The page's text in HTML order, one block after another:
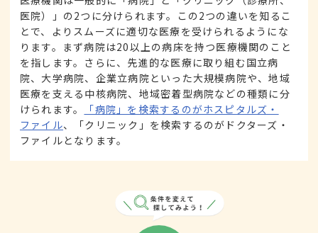
医院）」の2つに分けられます。この2つの違いを知るこ
とで、よりスムーズに適切な医療を受けられるようにな
ります。まず病院は20以上の病床を持つ医療機関のこと
を指します。さらに、先進的な医療に取り組む国立病
院、大学病院、企業立病院といった大規模病院や、地域
医療を支える中核病院、地域密着型病院などの種類に分
けられます。
「病院」を検索するのがホスピタルズ・
ファイル、「クリニック」を検索するのがドクターズ・
ファイルとなります。